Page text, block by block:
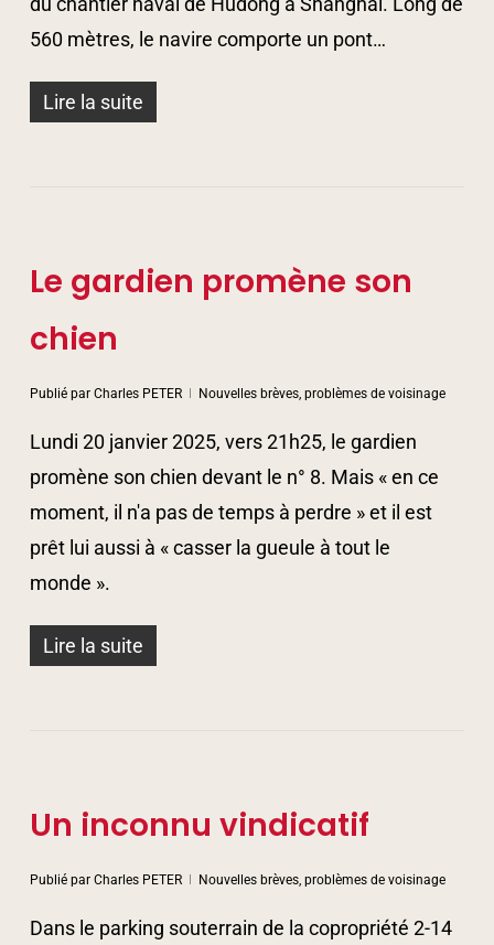
560 mètres, le navire comporte un pont…
Lire la suite
Le gardien promène son
chien
Publié par Charles PETER Nouvelles brèves, problèmes de voisinage
Lundi 20 janvier 2025, vers 21h25, le gardien
promène son chien devant le n° 8. Mais « en ce
moment, il n'a pas de temps à perdre » et il est
prêt lui aussi à « casser la gueule à tout le
monde ».
Lire la suite
Un inconnu vindicatif
Publié par Charles PETER Nouvelles brèves, problèmes de voisinage
Dans le parking souterrain de la copropriété 2-14